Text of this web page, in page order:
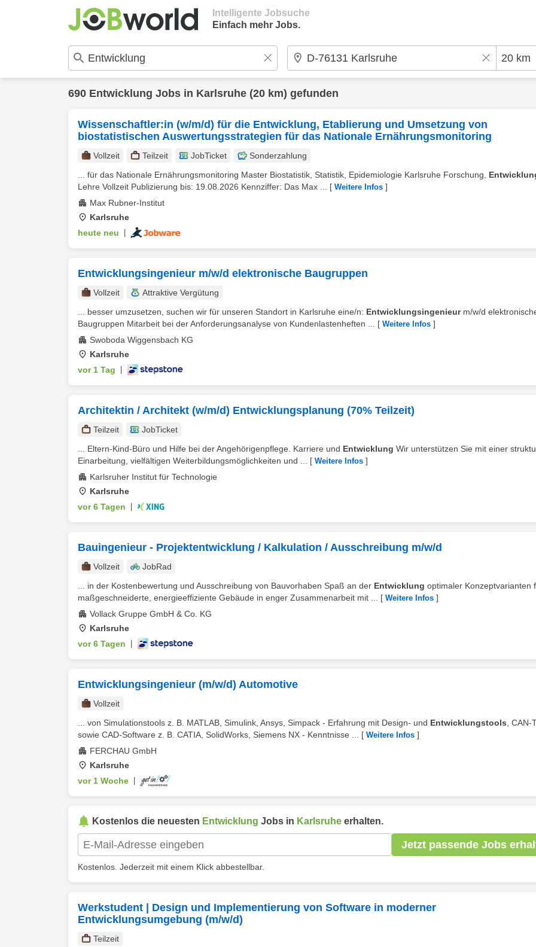
Intelligente Jobsuche
Einfach mehr Jobs.
690 Entwicklung Jobs in Karlsruhe (20 km) gefunden
Wissenschaftler:in (w/m/d) für die Entwicklung, Etablierung und Umsetzung von
biostatistischen Auswertungsstrategien für das Nationale Ernährungsmonitoring
Vollzeit Teilzeit JobTicket
Sonderzahlung
... für das Nationale Ernährungsmonitoring Master Biostatistik, Statistik, Epidemiologie Karlsruhe Forschung,
Lehre Vollzeit Publizierung bis: 19.08.2026 Kennziffer: Das Max ...
[ Weitere Infos ]
Max Rubner-Institut
Karlsruhe
heute neu
Entwicklungsingenieur m/w/d elektronische Baugruppen
Vollzeit
Attraktive Vergütung
... besser umzusetzen, suchen wir für unseren Standort in Karlsruhe eine/n: Entwicklungsingenieurm/w/d
Baugruppen Mitarbeit bei der Anforderungsanalyse von Kundenlastenheften ...
[ Weitere Infos ]
Swoboda Wiggensbach KG
Karlsruhe
vor 1 Tag
Architektin / Architekt (w/m/d) Entwicklungsplanung (70% Teilzeit)
Teilzeit
JobTicket
... Eltern-Kind-Büro und Hilfe bei der Angehörigenpflege. Karriere und Entwicklung Wir unterstützen Sie mit einer
Einarbeitung, vielfältigen Weiterbildungsmöglichkeiten und ...
[ Weitere Infos ]
Karlsruher Institut für Technologie
Karlsruhe
vor 6 Tagen
Bauingenieur - Projektentwicklung / Kalkulation / Ausschreibung m/w/d
Vollzeit
JobRad
... in der Kostenbewertung und Ausschreibung von Bauvorhaben Spaß an der Entwicklung optimaler Konzeptvarianten
maßgeschneiderte, energieeffiziente Gebäude in enger Zusammenarbeit mit ...
[ Weitere Infos ]
Vollack Gruppe GmbH & Co. KG
Karlsruhe
vor 6 Tagen
Entwicklungsingenieur (m/w/d) Automotive
Vollzeit
... von Simulationstools z. B. MATLAB, Simulink, Ansys, Simpack - Erfahrung mit Design- und Entwicklungstools , CAN-
sowie CAD-Software z. B. CATIA, SolidWorks, Siemens NX - Kenntnisse ...
[ Weitere Infos ]
FERCHAU GmbH
Karlsruhe
vor 1 Woche
Kostenlos die neuesten Entwicklung Jobs in Karlsruhe erhalten.
Jetzt passende Jobs
Kostenlos. Jederzeit mit einem Klick abbestellbar.
Werkstudent | Design und Implementierung von Software in moderner
Entwicklungsumgebung (m/w/d)
Teilzeit